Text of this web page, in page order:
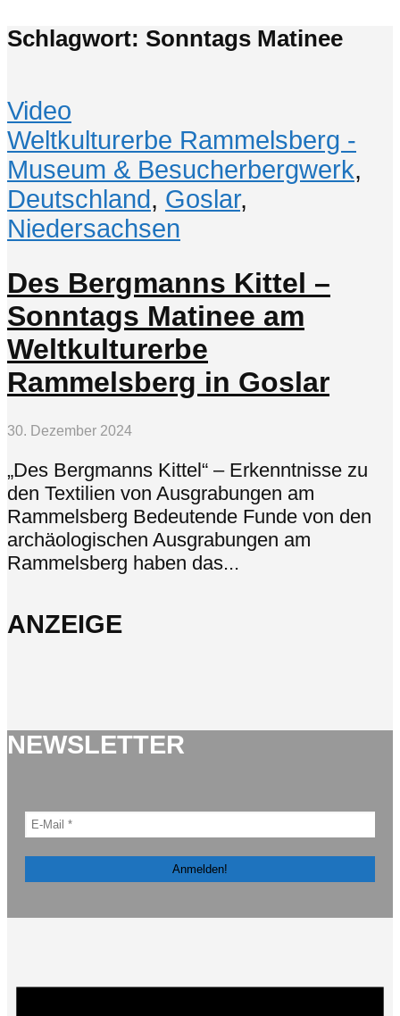
Schlagwort: Sonntags Matinee
Video
Weltkulturerbe Rammelsberg -
Museum & Besucherbergwerk,
Deutschland, Goslar,
Niedersachsen
Des Bergmanns Kittel –
Sonntags Matinee am
Weltkulturerbe
Rammelsberg in Goslar
30. Dezember 2024
„Des Bergmanns Kittel“ – Erkenntnisse zu
den Textilien von Ausgrabungen am
Rammelsberg Bedeutende Funde von den
archäologischen Ausgrabungen am
Rammelsberg haben das...
ANZEIGE
NEWSLETTER